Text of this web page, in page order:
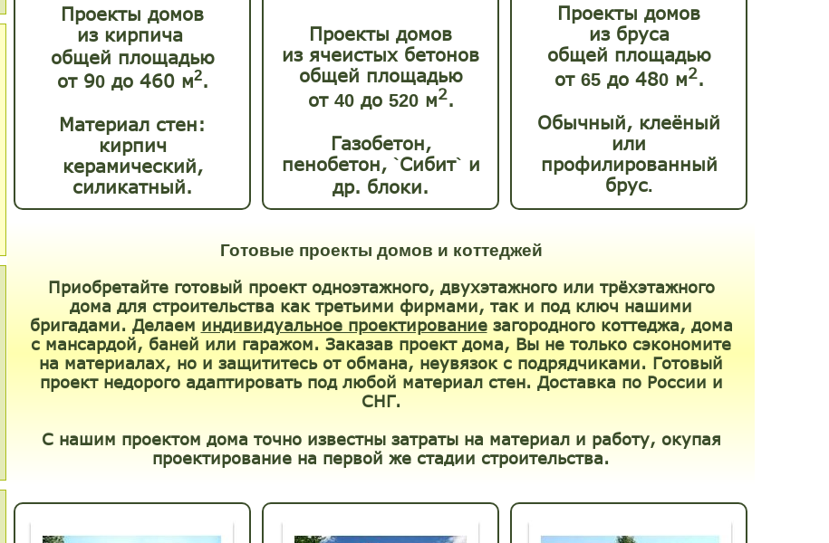
Готовые проекты домов и коттеджей
Приобретайте готовый проект одноэтажного, двухэтажного или трёхэтажного
дома для строительства как третьими фирмами, так и под ключ нашими
бригадами. Делаем индивидуальное проектированиезагородного коттеджа, дома
с мансардой, баней или гаражом. Заказав проект дома, Вы не только сэкономите
на материалах, но и защититесь от обмана, неувязок с подрядчиками. Готовый
проект недорого адаптировать под любой материал стен. Доставка по России и
СНГ.
С нашим проектом дома точно известны затраты на материал и работу, окупая
проектирование на первой же стадии строительства.
Проекты домов
из кирпича
общей площадью
от 90до 460м2.
Материал стен:
кирпич
керамический,
силикатный.
Проекты домов
из ячеистых бетонов
общей площадью
от 40до 520м2.
Газобетон,
пенобетон, `Сибит` и
др. блоки.
Проекты домов
из бруса
общей площадью
от 65до 480м2.
Обычный, клеёный
или
профилированный
брус.